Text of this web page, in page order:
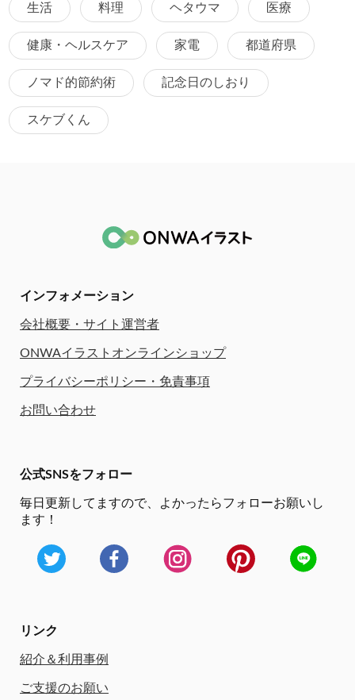
生活 料理 ヘタウマ 医療
健康・ヘルスケア 家電 都道府県
ノマド的節約術 記念日のしおり
スケブくん
インフォメーション
会社概要・サイト運営者
ONWAイラストオンラインショップ
プライバシーポリシー・免責事項
お問い合わせ
公式SNSをフォロー
毎日更新してますので、
よかったらフォローお願いし
ます！
リンク
紹介＆利用事例
ご支援のお願い